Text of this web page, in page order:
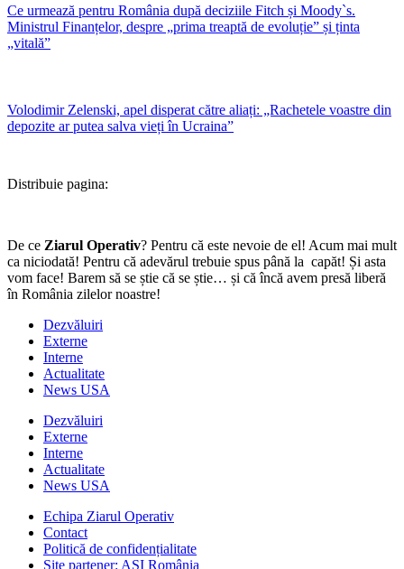
Ce urmează pentru România după deciziile Fitch și Moody`s.
Ministrul Finanțelor, despre „prima treaptă de evoluție” și ținta
„vitală”
Volodimir Zelenski, apel disperat către aliați: „Rachetele voastre din
depozite ar putea salva vieți în Ucraina”
Distribuie pagina:
De ce Ziarul Operativ? Pentru că este nevoie de el! Acum mai mult
ca niciodată! Pentru că adevărul trebuie spus până la capăt! Și asta
vom face! Barem să se știe că se știe… și că încă avem presă liberă
în România zilelor noastre!
Dezvăluiri
Externe
Interne
Actualitate
News USA
Dezvăluiri
Externe
Interne
Actualitate
News USA
Echipa Ziarul Operativ
Contact
Politică de confidențialitate
Site partener: ASI România